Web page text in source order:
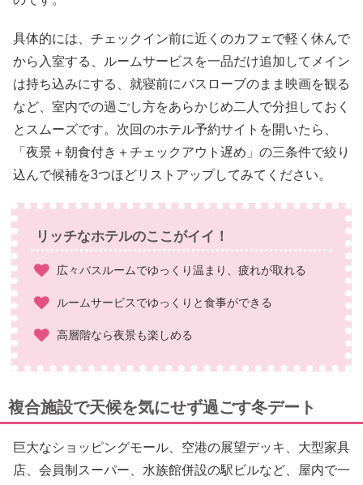
具体的には、チェックイン前に近くのカフェで軽く休んで
から入室する、ルームサービスを一品だけ追加してメイン
は持ち込みにする、就寝前にバスローブのまま映画を観る
など、室内での過ごし方をあらかじめ二人で分担しておく
とスムーズです。次回のホテル予約サイトを開いたら、
「夜景＋朝食付き＋チェックアウト遅め」の三条件で絞り
込んで候補を3つほどリストアップしてみてください。
リッチなホテルのここがイイ！
広々バスルームでゆっくり温まり、疲れが取れる
ルームサービスでゆっくりと食事ができる
高層階なら夜景も楽しめる
複合施設で天候を気にせず過ごす冬デート
巨大なショッピングモール、空港の展望デッキ、大型家具
店、会員制スーパー、水族館併設の駅ビルなど、屋内で一